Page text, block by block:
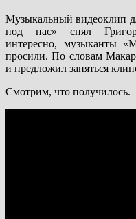
Музыкальный видеоклип
под нас» снял
интересно, музыканты
просили. По словам
и предложил заняться
Смотрим, что получилось.